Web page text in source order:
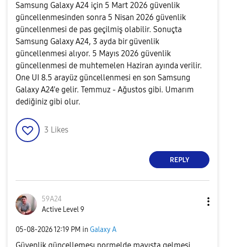
Samsung Galaxy A24 için 5 Mart 2026 güvenlik
güncellenmesinden sonra 5 Nisan 2026 güvenlik
güncellenmesi de pas geçilmiş olabilir. Sonuçta
Samsung Galaxy A24, 3 ayda bir güvenlik
güncellenmesi alıyor. 5 Mayıs 2026 güvenlik
güncellenmesi de muhtemelen Haziran ayında verilir.
One UI 8.5 arayüz güncellenmesi en son Samsung
Galaxy A24'e gelir. Temmuz - Ağustos gibi. Umarım
dediğiniz gibi olur.
3 Likes
REPLY
59A24
Active Level 9
‎05-08-202612:19 PM in Galaxy A